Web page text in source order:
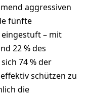
aggressiven
fünfte
– mit
22 % des
74 % der
schützen zu
die